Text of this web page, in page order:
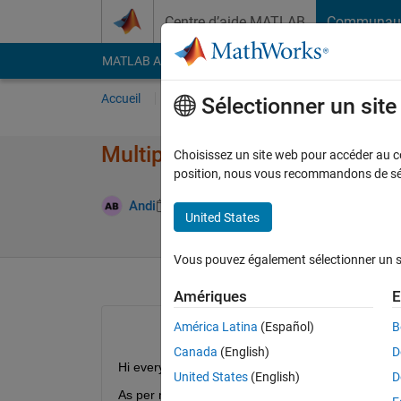
Centre d’aide MATLAB
MATLAB Answers File Exchange Cody
Accueil Poser une question
Multiple plotting issue?
Andi 27 Jan 2022 1 Réponse
Hi everyone,
As per my script i expect an oputput of three
Sélectionner un
Choisissez un site web pour accéder au
position, nous vous recommandons de
United States
Vous pouvez également sélectionner un
Amériques
América Latina (Español)
Canada (English)
United States (English)